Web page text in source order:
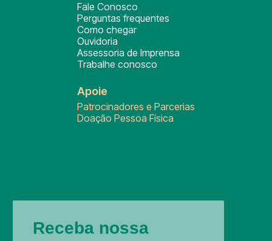
Fale Conosco
Perguntas frequentes
Como chegar
Ouvidoria
Assessoria de Imprensa
Trabalhe conosco
Apoie
Patrocinadores e Parcerias
Doação Pessoa Física